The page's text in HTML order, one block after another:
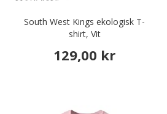
South West Kings ekologisk T-
shirt, Vit
129,00 kr